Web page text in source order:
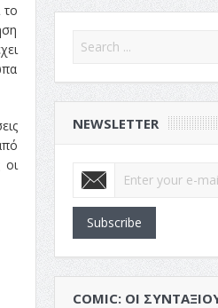
το
NEWSLETTER
Subscribe
COMIC: ΟΙ